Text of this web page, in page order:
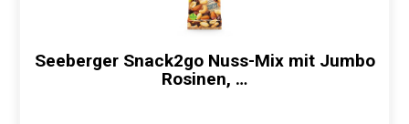
Seeberger Snack2go Nuss-Mix mit Jumbo
Rosinen, …